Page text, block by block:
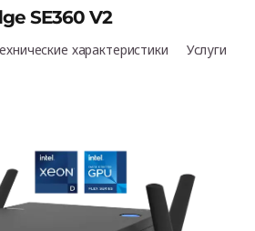
SE360 V2
характеристики Услуги